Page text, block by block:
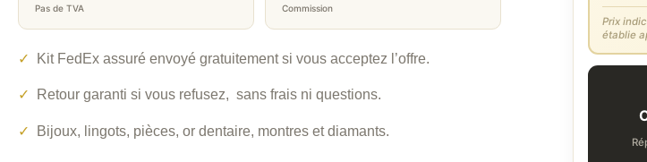
Pas de TVA Commission
✓ Kit FedEx assuré envoyé gratuitement si vous acceptez l’offre.
✓ Retour garanti si vous refusez, sans frais ni questions.
✓ Bijoux, lingots, pièces, or dentaire, montres et diamants.
Prix
établie